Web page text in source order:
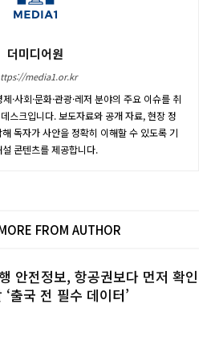
더미디어원
media1.or.kr
·사회·문화·관광·레저 분야의 주요 이슈를 취
스크입니다. 보도자료와 공개 자료, 현장 정
독자가 사안을 정확히 이해할 수 있도록 기
콘텐츠를 제공합니다.
FROM AUTHOR
안전정보, 항공권보다 먼저 확인
출국 전 필수 데이터’